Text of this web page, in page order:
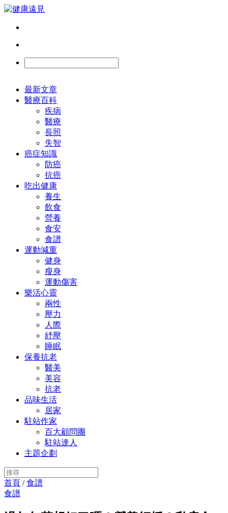
最新文章
醫療百科
疾病
醫療
長照
失智
癌症知識
防癌
抗癌
吃出健康
養生
飲食
營養
食安
食譜
運動減重
健身
瘦身
運動傷害
樂活心靈
兩性
壓力
人際
紓壓
睡眠
保養抗老
醫美
美容
抗老
品味生活
居家
駐站作家
百大顧問團
駐站達人
主題企劃
首頁 /食譜
食譜